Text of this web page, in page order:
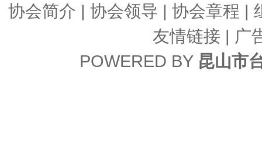
协会简介 | 协会领导 | 协会章程 |
友情链接 | 广
POWERED BY 昆山市